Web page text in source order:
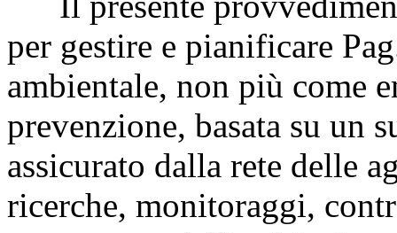
per gestire e pianificare
ambientale, non più come
prevenzione, basata su un
assicurato dalla rete delle
ricerche, monitoraggi,